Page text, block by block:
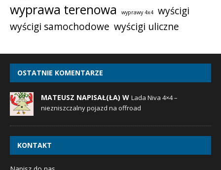
wyprawa terenowa wyprawy 4x4
wyścigi
wyścigi samochodowe wyścigi uliczne
OSTATNIE KOMENTARZE
MATEUSZ NAPISAŁ(ŁA) W Lada Niva 4×4 –
niezniszczalny pojazd na offroad
KONTAKT